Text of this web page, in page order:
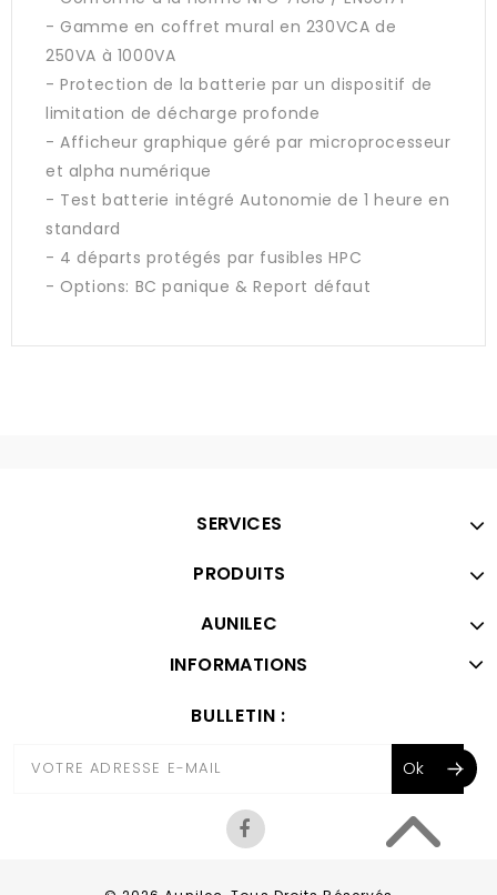
- Gamme en coffret mural en 230VCA de
250VA à 1000VA
- Protection de la batterie par un dispositif de
limitation de décharge profonde
- Afficheur graphique géré par microprocesseur
et alpha numérique
- Test batterie intégré Autonomie de 1 heure en
standard
- 4 départs protégés par fusibles HPC
- Options: BC panique & Report défaut
SERVICES
PRODUITS
AUNILEC
INFORMATIONS
BULLETIN :